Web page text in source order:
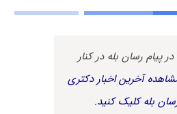
پیام رسان بله در کنار
آخرین اخبار دکتری
بله کلیک کنید.